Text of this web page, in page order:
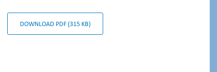
DOWNLOAD PDF (315 KB)